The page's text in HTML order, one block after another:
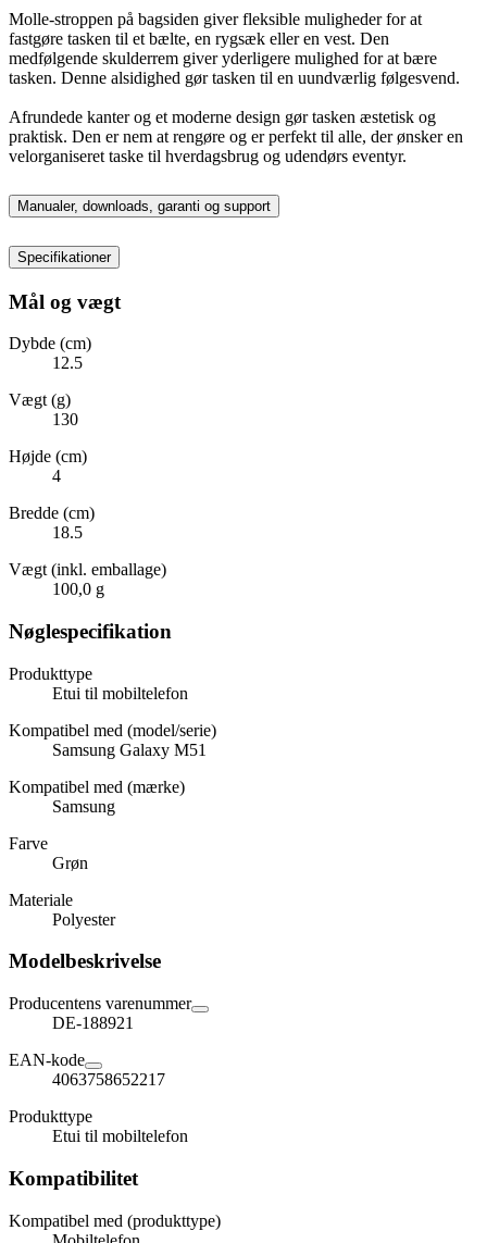
Molle-stroppen på bagsiden giver fleksible muligheder for at
fastgøre tasken til et bælte, en rygsæk eller en vest. Den
medfølgende skulderrem giver yderligere mulighed for at bære
tasken. Denne alsidighed gør tasken til en uundværlig følgesvend.
Afrundede kanter og et moderne design gør tasken æstetisk og
praktisk. Den er nem at rengøre og er perfekt til alle, der ønsker en
velorganiseret taske til hverdagsbrug og udendørs eventyr.
Manualer, downloads, garanti og support
Specifikationer
Mål og vægt
Dybde (cm)
12.5
Vægt (g)
130
Højde (cm)
4
Bredde (cm)
18.5
Vægt (inkl. emballage)
100,0 g
Nøglespecifikation
Produkttype
Etui til mobiltelefon
Kompatibel med (model/serie)
Samsung Galaxy M51
Kompatibel med (mærke)
Samsung
Farve
Grøn
Materiale
Polyester
Modelbeskrivelse
Producentens varenummer
DE-188921
EAN-kode
4063758652217
Produkttype
Etui til mobiltelefon
Kompatibilitet
Kompatibel med (produkttype)